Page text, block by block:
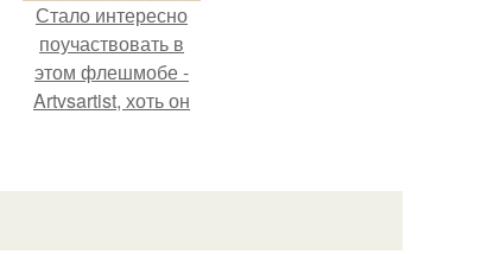
Стало интересно
поучаствовать в
этом флешмобе -
Artvsartist, хоть он
больше про